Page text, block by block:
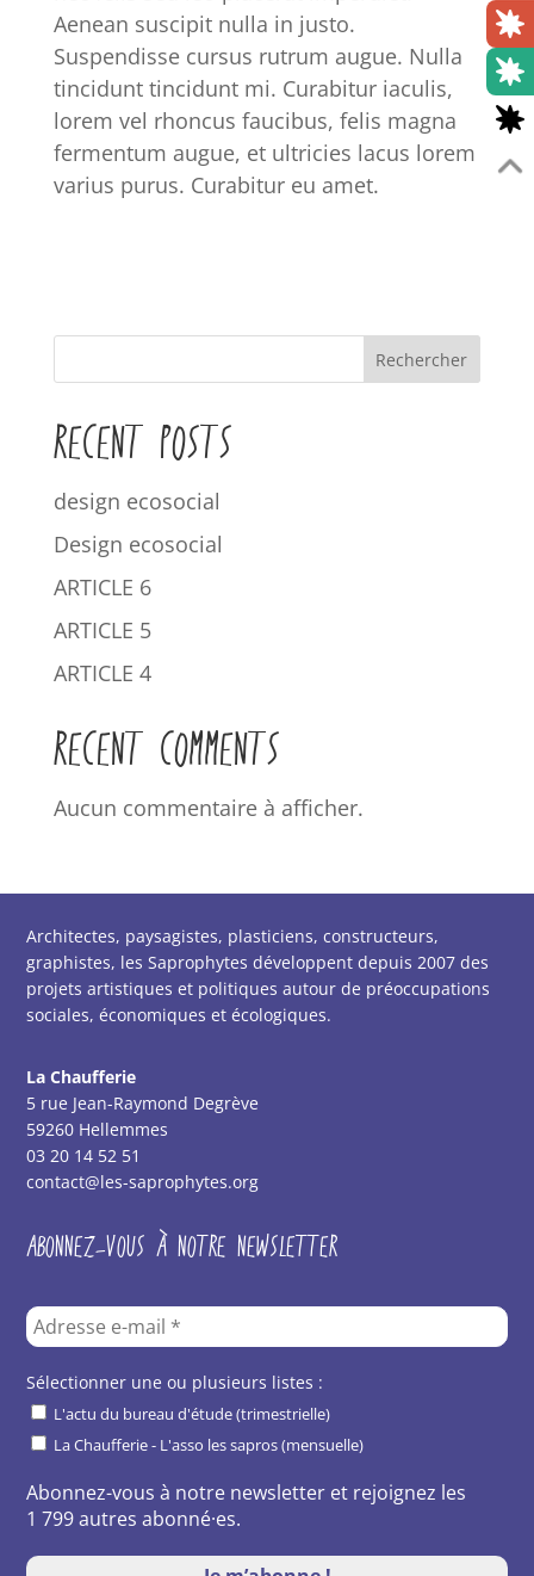
Aenean suscipit nulla in justo.
Suspendisse cursus rutrum augue. Nulla
tincidunt tincidunt mi. Curabitur iaculis,
lorem vel rhoncus faucibus, felis magna
fermentum augue, et ultricies lacus lorem
varius purus. Curabitur eu amet.
Rechercher
RECENT POSTS
design ecosocial
Design ecosocial
ARTICLE 6
ARTICLE 5
ARTICLE 4
RECENT COMMENTS
Aucun commentaire à afficher.
Architectes, paysagistes, plasticiens, constructeurs,
graphistes, les Saprophytes développent depuis 2007 des
projets artistiques et politiques autour de préoccupations
sociales, économiques et écologiques.
La Chaufferie
5 rue Jean-Raymond Degrève
59260 Hellemmes
03 20 14 52 51
contact@les-saprophytes.org
ABONNEZ-VOUS À NOTRE NEWSLETTER
Sélectionner une ou plusieurs listes :
L'actu du bureau d'étude (trimestrielle)
La Chaufferie - L'asso les sapros (mensuelle)
Abonnez-vous à notre newsletter et rejoignez les
1 799 autres abonné·es.